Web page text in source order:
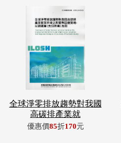
全球淨零排放趨勢對我國
高碳排產業就
優惠價85折170元